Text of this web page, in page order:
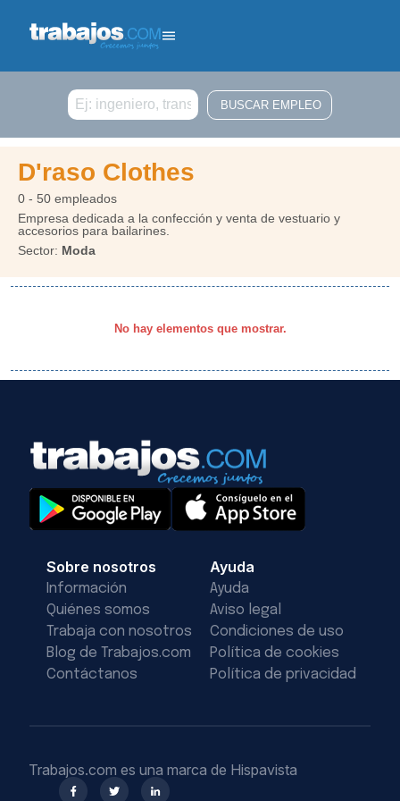
Buscar
D'raso Clothes
0 - 50 empleados
Empresa dedicada a la confección y venta de vestuario y
accesorios para bailarines.
Sector: Moda
No hay elementos que mostrar.
Sobre nosotros
Información
Quiénes somos
Trabaja con nosotros
Blog de Trabajos.com
Contáctanos
Ayuda
Ayuda
Aviso legal
Condiciones de uso
Política de cookies
Política de privacidad
Trabajos.com es una marca de Hispavista